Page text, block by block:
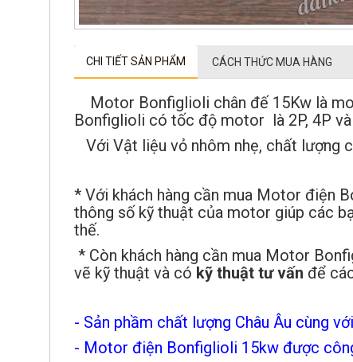
CHI TIẾT SẢN PHẨM CÁCH THỨC MUA HÀNG
Motor Bonfiglioli chân đế 15Kw là
Bonfiglioli có tốc độ motor là 2P, 4P và
Với Vật liệu vỏ nhôm nhẹ, chất lượng
* Với khách hàng cần mua Motor điện
thông số kỹ thuật của motor giúp các
thế.
* Còn khách hàng cần mua Motor
vẽ kỹ thuật và có kỹ thuật tư vấn để
- Sản phầm chất lượng Châu Âu cùng
- Motor điện Bonfiglioli 15kw được